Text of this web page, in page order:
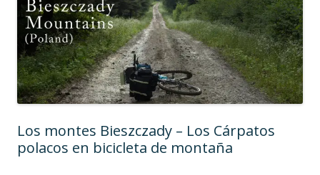
Los montes Bieszczady – Los Cárpatos
polacos en bicicleta de montaña